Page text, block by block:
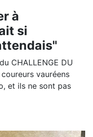
à
si
CHALLENGE DU
vauréens
et ils ne sont pas